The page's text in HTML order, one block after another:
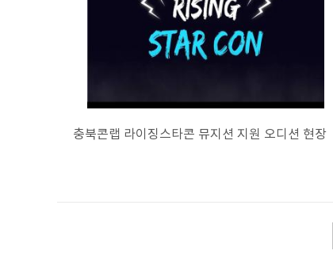
충북콘랩 라이징스타콘 뮤지션 지원 오디션 현장